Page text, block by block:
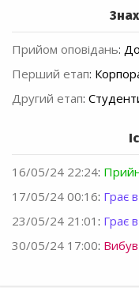
Прийом оповідань:
Перший етап:
Другий етап:
16/05/24 22:24:
17/05/24 00:16: Грає
23/05/24 21:01 : Грає
30/05/24 17:00: